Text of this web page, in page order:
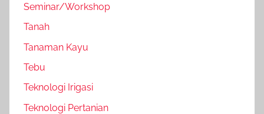
Seminar/Workshop
Tanah
Tanaman Kayu
Tebu
Teknologi Irigasi
Teknologi Pertanian